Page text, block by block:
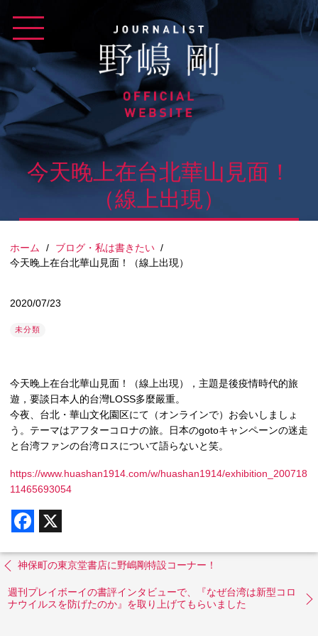
content
今天晚上在台北華山見面！
（線上出現）
ホーム / ブログ・私は書きたい /
今天晚上在台北華山見面！（線上出現）
2020/07/23
未分類
今天晚上在台北華山見面！（線上出現），主題是後疫情時代的旅
遊，要談日本人的台灣LOSS多麼嚴重。
今夜、台北・華山文化園区にて（オンラインで）お会いしましょ
う。テーマはアフターコロナの旅。日本のgotoキャンペーンの迷走
と台湾ファンの台湾ロスについて語らないと笑。
https://www.huashan1914.com/w/huashan1914/exhibition_200718
11465693054
b
o
k
神保町の東京堂書店に野嶋剛特設コーナー！
週刊プレイボーイの書評インタビューで、『なぜ台湾は新型コロ
ナウイルスを防げたのか』を取り上げてもらいました